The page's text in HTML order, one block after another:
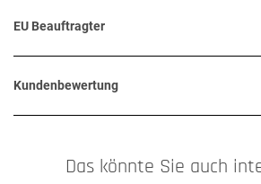
EU Beauftragter
Kundenbewertung
Das könnte Sie auch